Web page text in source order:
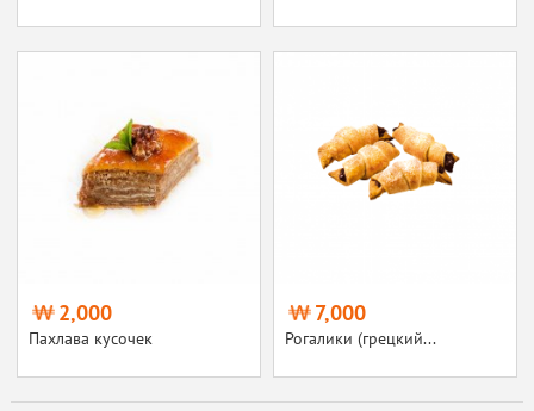
2,000
Пахлава кусочек
7,000
Рогалики (грецкий...